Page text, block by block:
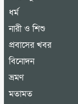
ধর্ম
নারী ও শিশু
প্রবাসের খবর
বিনোদন
ভ্রমণ
মতামত